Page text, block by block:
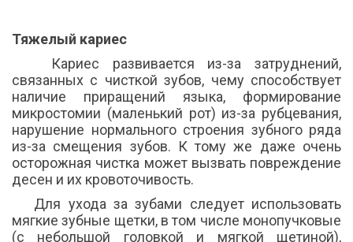
Тяжелый кариес
Кариес развивается из-за затруднений,
связанных с чисткой зубов, чему способствует
наличие приращений языка, формирование
микростомии (маленький рот) из-за рубцевания,
нарушение нормального строения зубного ряда
из-за смещения зубов. К тому же даже очень
осторожная чистка может вызвать повреждение
десен и их кровоточивость.
Для ухода за зубами следует использовать
мягкие зубные щетки, в том числе монопучковые
(с небольшой головкой и мягкой щетиной),